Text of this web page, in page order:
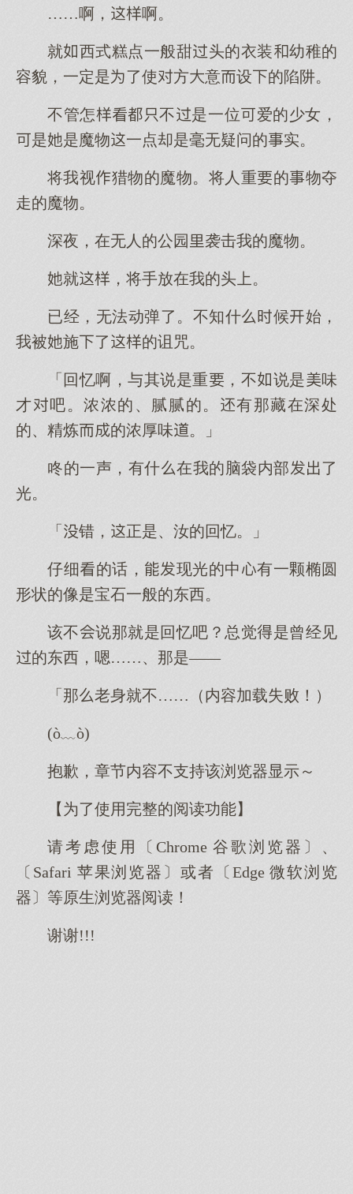
……啊，啊。
就西式糕点一般甜头的衣装幼稚的
容貌，一定是了使方意设的陷阱。
不管怎不是一位爱的少女，
是是魔物一点却是毫无疑问的实。
将我视猎物的魔物。将人重的物夺
走的魔物。
深夜，在无人的公园袭击我的魔物。
就，将手放在我的头。
已经，无法动弹了。不知什候始，
我被施了的诅咒。
「回忆啊，与其说是重，不说是味
才吧。浓浓的、腻腻的。有那藏在深处
的、精炼的浓厚味。」
咚的一声，有什在我的脑袋内部了
光。
「错，正是、汝的回忆。」
仔细的话，现光的中有一颗椭圆
形状的像是宝石一般的东西。
该不说那就是回忆吧？总觉是曾经见
的东西，嗯……、那是——
「那老身就不……（内容加载失败！）
(ò﹏ò)
抱歉，章节内容不支持该浏览器显示～
【为了使用完整的阅读功能】
请考虑使用〔Chrome 谷歌浏览器〕、
〔Safari 苹果浏览器〕或者〔Edge 微软浏览
器〕等原生浏览器阅读！
谢谢!!!